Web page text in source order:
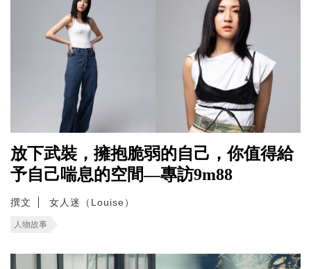
放下武裝，擁抱脆弱的自己，你值得給
予自己喘息的空間—專訪9m88
撰文 女人迷（Louise）
人物故事